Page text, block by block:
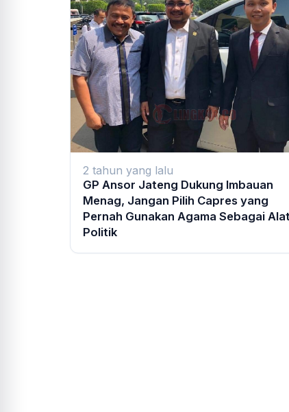
2 tahun yang lalu
GP Ansor Jateng Dukung Imbauan
Menag, Jangan Pilih Capres yang
Pernah Gunakan Agama Sebagai
Politik